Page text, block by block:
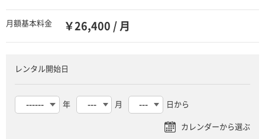
月額基本料金 ￥26,400 / 月
レンタル開始日
年 月 日から